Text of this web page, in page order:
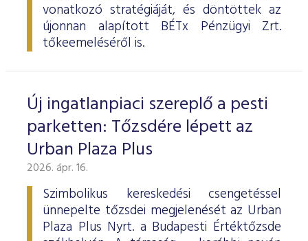
vonatkozó stratégiáját, és döntöttek az
újonnan alapított BÉTx Pénzügyi Zrt.
tőkeemeléséről is.
Új ingatlanpiaci szereplő a pesti
parketten: Tőzsdére lépett az
Urban Plaza Plus
2026. ápr. 16.
Szimbolikus kereskedési csengetéssel
ünnepelte tőzsdei megjelenését az Urban
Plaza Plus Nyrt. a Budapesti Értéktőzsde